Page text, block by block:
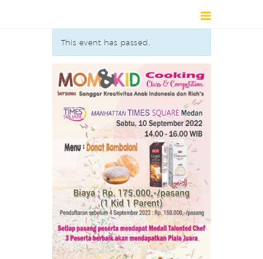
HOME
DIRECTORY
ABOUT
NEWS
EVENT / EXHIBITION
CONTACT
This event has passed.